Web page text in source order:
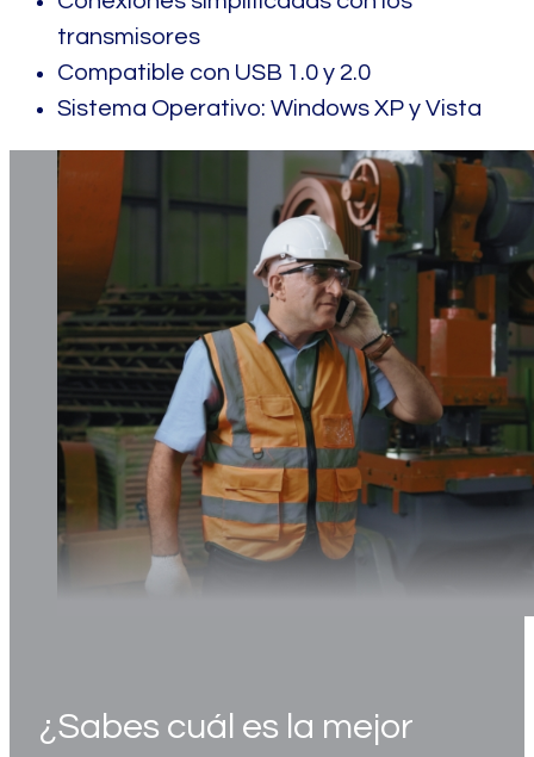
transmisores
Compatible con USB 1.0 y 2.0
Sistema Operativo: Windows XP y Vista
¿Sabes cuál es la mejor